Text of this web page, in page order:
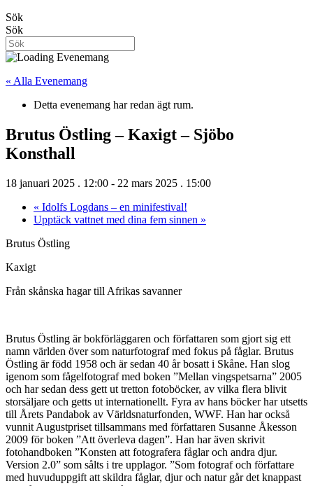
Sök
Sök
« Alla Evenemang
Detta evenemang har redan ägt rum.
Brutus Östling – Kaxigt – Sjöbo
Konsthall
18 januari 2025 . 12:00 - 22 mars 2025 . 15:00
« Idolfs Logdans – en minifestival!
Upptäck vattnet med dina fem sinnen »
Brutus Östling
Kaxigt
Från skånska hagar till Afrikas savanner
Brutus Östling är bokförläggaren och författaren som gjort sig ett
namn världen över som naturfotograf med fokus på fåglar. Brutus
Östling är född 1958 och är sedan 40 år bosatt i Skåne. Han slog
igenom som fågelfotograf med boken ”Mellan vingspetsarna” 2005
och har sedan dess gett ut tretton fotoböcker, av vilka flera blivit
storsäljare och getts ut internationellt. Fyra av hans böcker har utsetts
till Årets Pandabok av Världsnaturfonden, WWF. Han har också
vunnit Augustpriset tillsammans med författaren Susanne Åkesson
2009 för boken ”Att överleva dagen”. Han har även skrivit
fotohandboken ”Konsten att fotografera fåglar och andra djur.
Version 2.0” som sålts i tre upplagor. ”Som fotograf och författare
med hu­vuduppgift att skildra fåglar, djur och natur går det knappast